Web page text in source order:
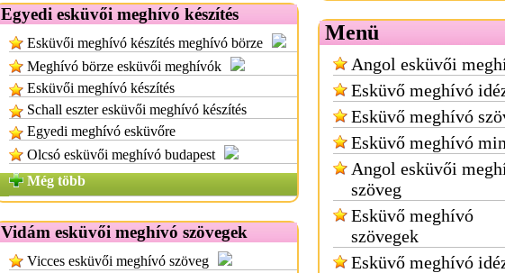
Egyedi esküvői meghívó készítés
Esküvői meghívó készítés meghívó börze
Meghívó börze esküvői meghívók
Esküvői meghívó készítés
Schall eszter esküvői meghívó készítés
Egyedi meghívó esküvőre
Olcsó esküvői meghívó budapest
Még több
Vidám esküvői meghívó szövegek
Vicces esküvői meghívó szöveg
Menü
Angol esküvői
Esküvő meghívó
Esküvő meghívó
Esküvő meghívó
Angol esküvői
szöveg
Esküvő meghívó
szövegek
Esküvő meghívó